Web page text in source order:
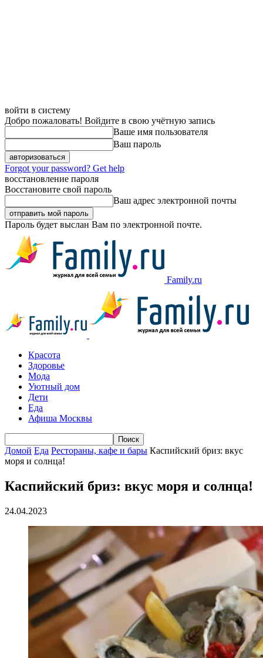
войти в систему
Добро пожаловать! Войдите в свою учётную запись
Ваше имя пользователя
Ваш пароль
Forgot your password? Get help
восстановление пароля
Восстановите свой пароль
Ваш адрес электронной почты
Пароль будет выслан Вам по электронной почте.
Family.ru
Красота
Здоровье
Мода
Уютный дом
Дети
Еда
Афиша Москвы
Домой Еда Рестораны, кафе и бары Каспийский бриз: вкус
моря и солнца!
Каспийский бриз: вкус моря и солнца!
24.04.2023